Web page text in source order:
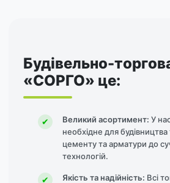
Будівельно-
«СОРГО» це:
Великий асортимент: У
необхідне для
цементу та арматури до
технологій.
Якість та надійність: Всі